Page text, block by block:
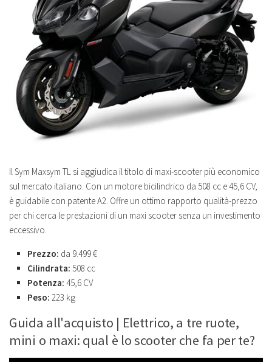
Il Sym Maxsym TL si aggiudica il titolo di maxi-scooter più economico
sul mercato italiano. Con un motore bicilindrico da 508 cc e 45,6 CV,
è guidabile con patente A2. Offre un ottimo rapporto qualità-prezzo
per chi cerca le prestazioni di un maxi scooter senza un investimento
eccessivo.
Prezzo: da 9.499 €
Cilindrata: 508 cc
Potenza: 45,6 CV
Peso: 223 kg
Guida all'acquisto | Elettrico, a tre ruote,
mini o maxi: qual è lo scooter che fa per te?